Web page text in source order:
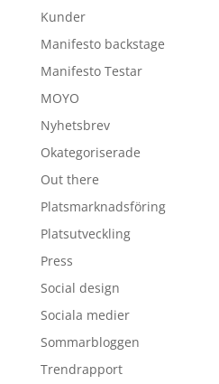
Kunder
Manifesto backstage
Manifesto Testar
MOYO
Nyhetsbrev
Okategoriserade
Out there
Platsmarknadsföring
Platsutveckling
Press
Social design
Sociala medier
Sommarbloggen
Trendrapport